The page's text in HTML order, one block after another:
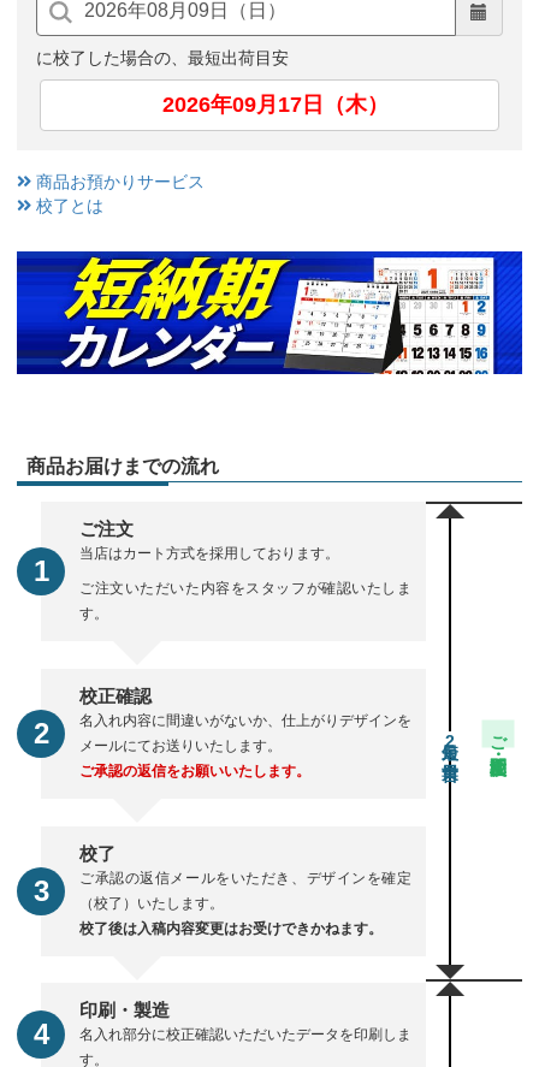
に校了した場合の、最短出荷目安
2026年09月17日（木）
商品お預かりサービス
校了とは
商品お届けまでの流れ
ご注文
当店はカート方式を採用しております。
ご注文いただいた内容をスタッフが確認いたしま
す。
校正確認
名入れ内容に間違いがないか、仕上がりデザインを
メールにてお送りいたします。
ご承認の返信をお願いいたします。
校了
ご承認の返信メールをいただき、デザインを確定
（校了）いたします。
校了後は入稿内容変更はお受けできかねます。
2 ご注文・校正期間
印刷・製造
名入れ部分に校正確認いただいたデータを印刷しま
す。